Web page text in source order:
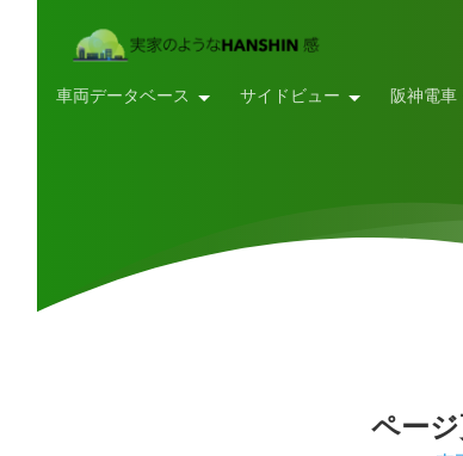
車両データベース サイドビュー 阪神電車
ペー